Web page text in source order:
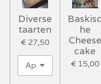
Diverse
taarten
€ 27,50
Baskisc
he
Cheese
cake
€ 15,00